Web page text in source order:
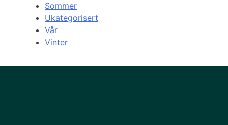
Sommer
Ukategorisert
Vår
Vinter